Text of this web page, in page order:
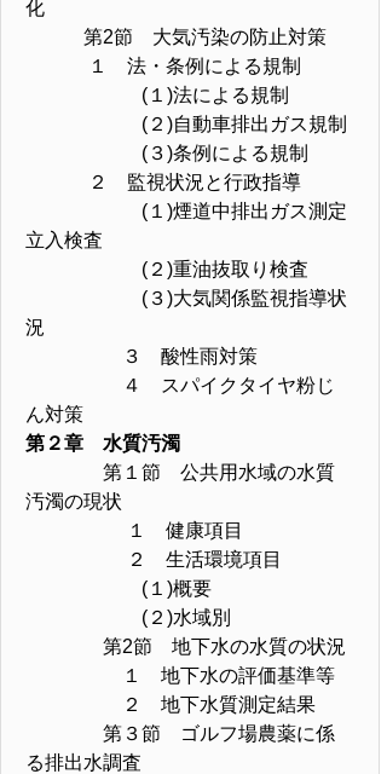
化
第2節 大気汚染の防止対策
１ 法・条例による規制
(１)法による規制
(２)自動車排出ガス規制
(３)条例による規制
２ 監視状況と行政指導
(１)煙道中排出ガス測定
立入検査
(２)重油抜取り検査
(３)大気関係監視指導状
況
３ 酸性雨対策
４ スパイクタイヤ粉じ
ん対策
第２章 水質汚濁
第１節 公共用水域の水質
汚濁の現状
１ 健康項目
２ 生活環境項目
(１)概要
(２)水域別
第2節 地下水の水質の状況
１ 地下水の評価基準等
２ 地下水質測定結果
第３節 ゴルフ場農薬に係
る排出水調査